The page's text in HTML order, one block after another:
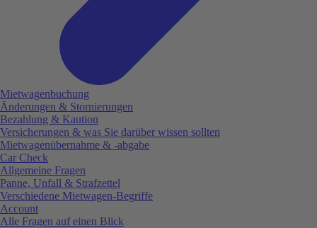
Mietwagenbuchung
Änderungen & Stornierungen
Bezahlung & Kaution
Versicherungen & was Sie darüber wissen sollten
Mietwagenübernahme & -abgabe
Car Check
Allgemeine Fragen
Panne, Unfall & Strafzettel
Verschiedene Mietwagen-Begriffe
Account
Alle Fragen auf einen Blick